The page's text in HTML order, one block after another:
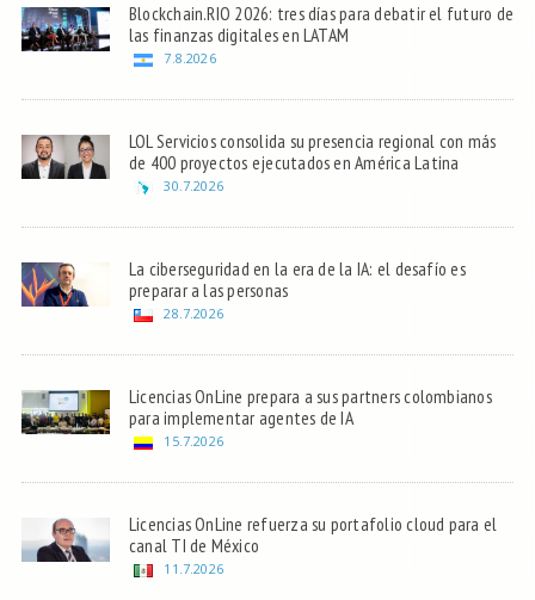
Blockchain.RIO 2026: tres días para debatir el futuro de
las finanzas digitales en LATAM
7.8.2026
LOL Servicios consolida su presencia regional con más
de 400 proyectos ejecutados en América Latina
30.7.2026
La ciberseguridad en la era de la IA: el desafío es
preparar a las personas
28.7.2026
Licencias OnLine prepara a sus partners colombianos
para implementar agentes de IA
15.7.2026
Licencias OnLine refuerza su portafolio cloud para el
canal TI de México
11.7.2026